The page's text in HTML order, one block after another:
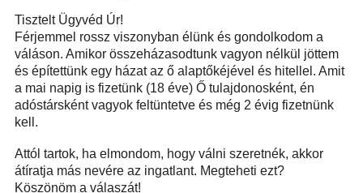
Tisztelt Ügyvéd Úr!
Férjemmel rossz viszonyban élünk és gondolkodom a
váláson. Amikor összeházasodtunk vagyon nélkül jöttem
és építettünk egy házataz ő alaptőkéjével és hitellel. Amit
a mai napig is fizetünk (18 éve) Ő tulajdonosként, én
adóstársként vagyok feltüntetve és még 2 évig fizetnünk
kell.
Attól tartok, ha elmondom, hogy válni szeretnék, akkor
átíratja más nevére az ingatlant. Megteheti ezt?
Köszönöm a válaszát!